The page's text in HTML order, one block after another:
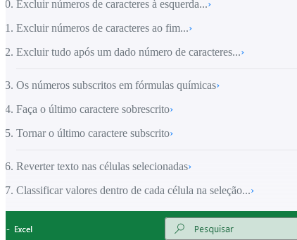
Excluir números de caracteres à esquerda...›
Excluir números de caracteres ao fim...›
Excluir tudo após um dado número de caracteres...›
Os números subscritos em fórmulas químicas›
Faça o último caractere sobrescrito›
Tornar o último caractere subscrito›
Reverter texto nas células selecionadas›
Classificar valores dentro de cada célula na seleção...›